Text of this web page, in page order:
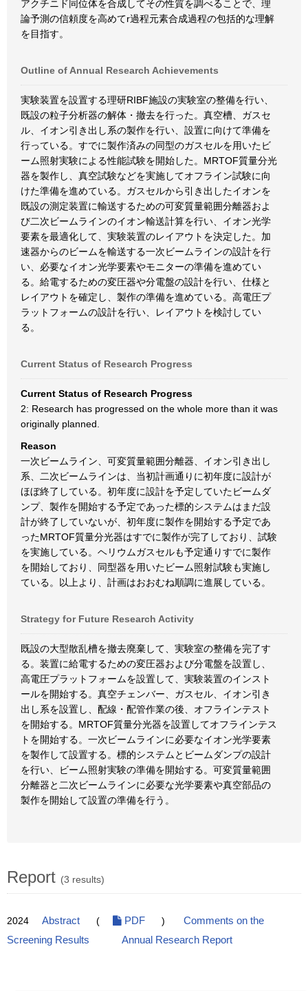
アクチニド同位体を合成してその性質を調べることで、理
論予測の信頼度を高めてr過程元素合成過程の包括的な理解
を目指す。
Outline of Annual Research Achievements
実験装置を設置する理研RIBF施設の実験室の整備を行い、
既設の粒子分析器の解体・撤去を行った。真空槽、ガスセ
ル、イオン引き出し系の製作を行い、設置に向けて準備を
行っている。すでに製作済みの同型のガスセルを用いたビ
ーム照射実験による性能試験を開始した。MRTOF質量分光
器を製作し、真空試験などを実施してオフライン試験に向
けた準備を進めている。ガスセルから引き出したイオンを
既設の測定装置に輸送するための可変質量範囲分離器およ
び二次ビームラインのイオン輸送計算を行い、イオン光学
要素を最適化して、実験装置のレイアウトを決定した。加
速器からのビームを輸送する一次ビームラインの設計を行
い、必要なイオン光学要素やモニターの準備を進めてい
る。給電するための変圧器や分電盤の設計を行い、仕様と
レイアウトを確定し、製作の準備を進めている。高電圧プ
ラットフォームの設計を行い、レイアウトを検討してい
る。
Current Status of Research Progress
Current Status of Research Progress
2: Research has progressed on the whole more than it was
originally planned.
Reason
一次ビームライン、可変質量範囲分離器、イオン引き出し
系、二次ビームラインは、当初計画通りに初年度に設計が
ほぼ終了している。初年度に設計を予定していたビームダ
ンプ、製作を開始する予定であった標的システムはまだ設
計が終了していないが、初年度に製作を開始する予定であ
ったMRTOF質量分光器はすでに製作が完了しており、試験
を実施している。ヘリウムガスセルも予定通りすでに製作
を開始しており、同型器を用いたビーム照射試験も実施し
ている。以上より、計画はおおむね順調に進展している。
Strategy for Future Research Activity
既設の大型散乱槽を撤去廃棄して、実験室の整備を完了す
る。装置に給電するための変圧器および分電盤を設置し、
高電圧プラットフォームを設置して、実験装置のインスト
ールを開始する。真空チェンバー、ガスセル、イオン引き
出し系を設置し、配線・配管作業の後、オフラインテスト
を開始する。MRTOF質量分光器を設置してオフラインテス
トを開始する。一次ビームラインに必要なイオン光学要素
を製作して設置する。標的システムとビームダンプの設計
を行い、ビーム照射実験の準備を開始する。可変質量範囲
分離器と二次ビームラインに必要な光学要素や真空部品の
製作を開始して設置の準備を行う。
Report (3 results)
2024 Abstract ( PDF )
Comments on the
Screening Results
Annual Research Report